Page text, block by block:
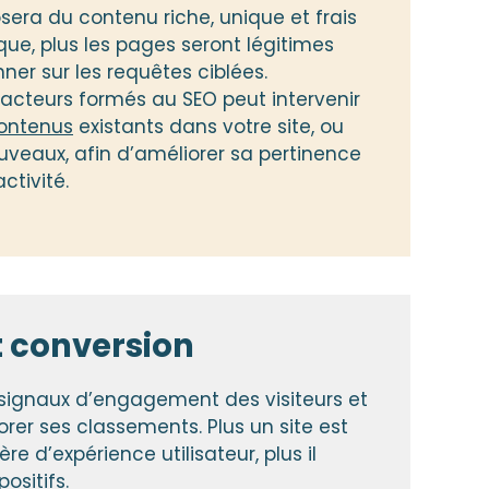
du contenu riche, unique et frais
plus les pages seront légitimes
sur les requêtes ciblées.
formés au SEO peut intervenir
existants dans votre site, ou
afin d’améliorer sa pertinence
conversion
d’engagement des visiteurs et
ses classements. Plus un site est
d’expérience utilisateur, plus il